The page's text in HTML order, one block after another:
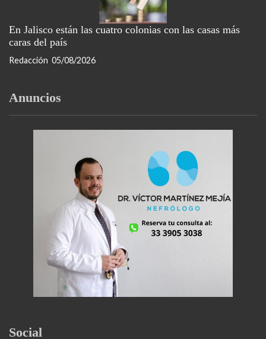
En Jalisco están las cuatro colonias con las casas más
caras del país
Redacción 05/08/2026
Anuncios
Social